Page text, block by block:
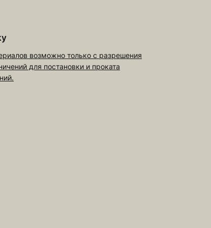
возможно только с разрешения
для постановки и проката